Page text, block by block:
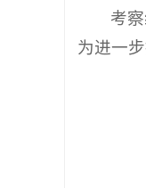
考
为进一